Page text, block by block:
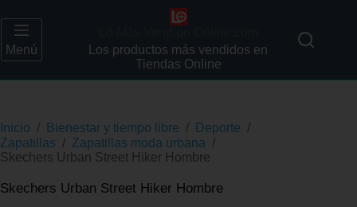
Menú
Los productos más vendidos en
Tiendas Online
Inicio / Bienestar y tiempo libre / Deporte /
Zapatillas / Zapatillas moda urbana /
Skechers Urban Street Hiker Hombre
Skechers Urban Street Hiker Hombre